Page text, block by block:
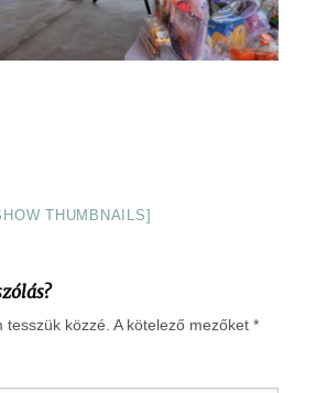
THUMBNAILS]
közzé. A kötelező mezőket *